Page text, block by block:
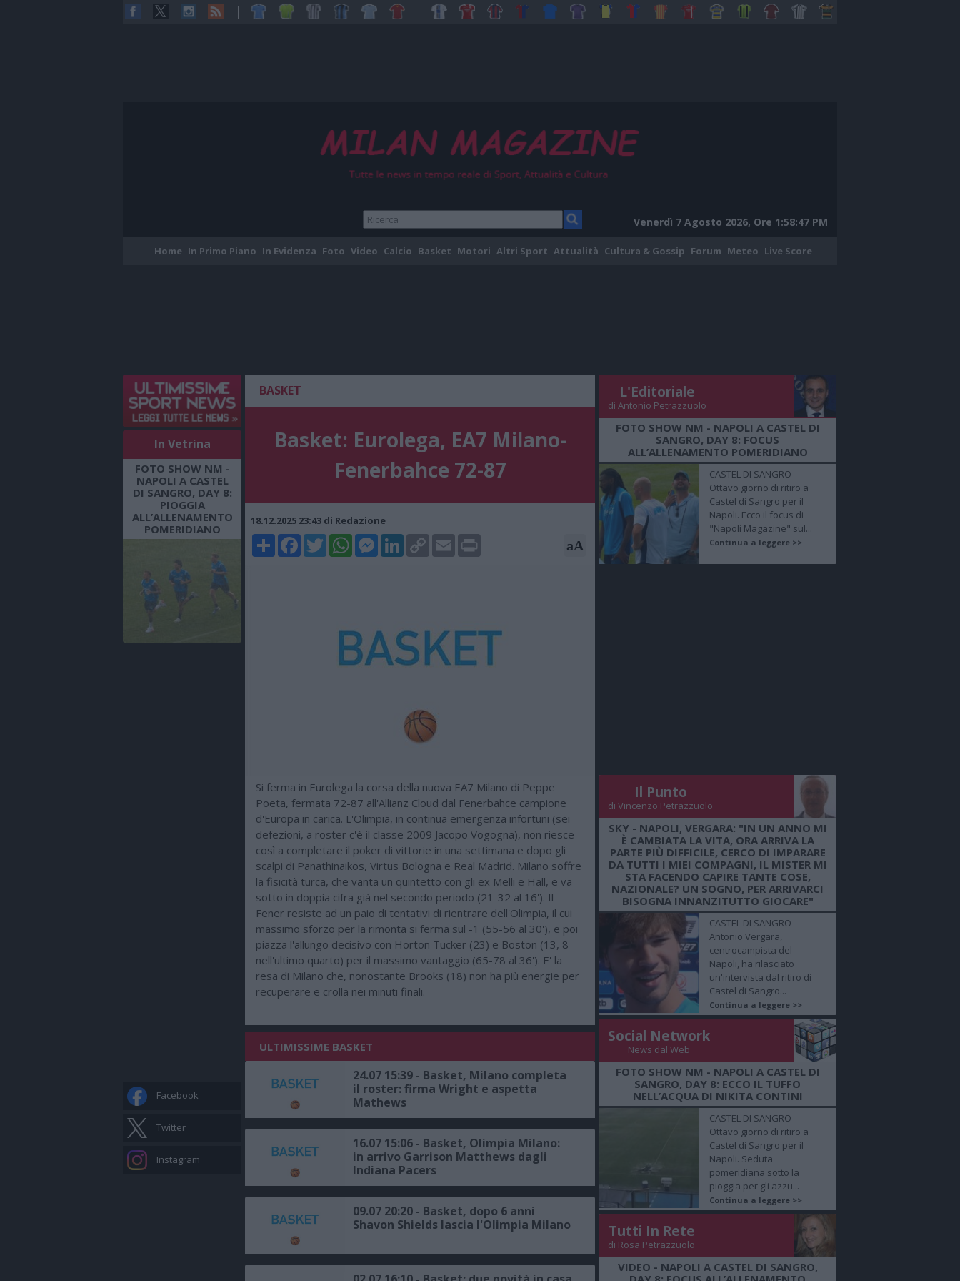
Venerdì 7 Agosto 2026, Ore 1:58:48 PM
Home In Primo Piano In Evidenza Foto Video Calcio Basket Motori Altri Sport Attualità Cultura & Gossip Forum Meteo Live Score
In Vetrina
FOTO SHOW NM -
NAPOLI A CASTEL
DI SANGRO, DAY 8:
PIOGGIA
ALL’ALLENAMENTO
POMERIDIANO
Facebook
Twitter
Instagram
BASKET
Basket: Eurolega, EA7 Milano-
Fenerbahce 72-87
18.12.2025 23:43 di Redazione
ShareFacebookTwitterWhatsAppMessenger
LinkedIn
Copy
Link
Email Print aA
Si ferma in Eurolega la corsa della nuova EA7 Milano di Peppe
Poeta, fermata 72-87 all'Allianz Cloud dal Fenerbahce campione
d'Europa in carica. L'Olimpia, in continua emergenza infortuni (sei
defezioni, a roster c'è il classe 2009 Jacopo Vogogna), non riesce
così a completare il poker di vittorie in una settimana e dopo gli
scalpi di Panathinaikos, Virtus Bologna e Real Madrid. Milano soffre
la fisicità turca, che vanta un quintetto con gli ex Melli e Hall, e va
sotto in doppia cifra già nel secondo periodo (21-32 al 16'). Il
Fener resiste ad un paio di tentativi di rientrare dell'Olimpia, il cui
massimo sforzo per la rimonta si ferma sul -1 (55-56 al 30'), e poi
piazza l'allungo decisivo con Horton Tucker (23) e Boston (13, 8
nell'ultimo quarto) per il massimo vantaggio (65-78 al 36'). E' la
resa di Milano che, nonostante Brooks (18) non ha più energie per
recuperare e crolla nei minuti finali.
ULTIMISSIME BASKET
24.07 15:39 - Basket, Milano completa
il roster: firma Wright e aspetta
Mathews
16.07 15:06 - Basket, Olimpia Milano:
in arrivo Garrison Matthews dagli
Indiana Pacers
09.07 20:20 - Basket, dopo 6 anni
Shavon Shields lascia l'Olimpia Milano
L'Editoriale
di Antonio Petrazzuolo
FOTO SHOW NM - NAPOLI A CASTEL DI
SANGRO, DAY 8: FOCUS
ALL’ALLENAMENTO POMERIDIANO
CASTEL DI SANGRO -
Ottavo giorno di ritiro a
Castel di Sangro per il
Napoli. Ecco il focus di
"Napoli Magazine" sul...
Continua a leggere >>
Il Punto
di Vincenzo Petrazzuolo
SKY - NAPOLI, VERGARA: "IN UN ANNO MI
È CAMBIATA LA VITA, ORA ARRIVA LA
PARTE PIÙ DIFFICILE, CERCO DI IMPARARE
DA TUTTI I MIEI COMPAGNI, IL MISTER MI
STA FACENDO CAPIRE TANTE COSE,
NAZIONALE? UN SOGNO, PER ARRIVARCI
BISOGNA INNANZITUTTO GIOCARE"
CASTEL DI SANGRO -
Antonio Vergara,
centrocampista del
Napoli, ha rilasciato
un'intervista dal ritiro di
Castel di Sangro...
Continua a leggere >>
Social Network
News dal Web
FOTO SHOW NM - NAPOLI A CASTEL DI
SANGRO, DAY 8: ECCO IL TUFFO
NELL’ACQUA DI NIKITA CONTINI
CASTEL DI SANGRO -
Ottavo giorno di ritiro a
Castel di Sangro per il
Napoli. Seduta
pomeridiana sotto la
pioggia per gli azzu...
Continua a leggere >>
Tutti In Rete
di Rosa Petrazzuolo
VIDEO - NAPOLI A CASTEL DI SANGRO,